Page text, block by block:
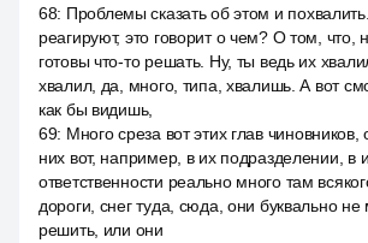
68: Проблемы сказать об этом и
реагируют, это говорит о чем? О том, что,
готовы что-то решать. Ну, ты ведь их
хвалил, да, много, типа, хвалишь. А вот
как бы видишь,
69: Много среза вот этих глав чиновников,
них вот, например, в их подразделении, в
ответственности реально много там
дороги, снег туда, сюда, они буквально не
решить, или они